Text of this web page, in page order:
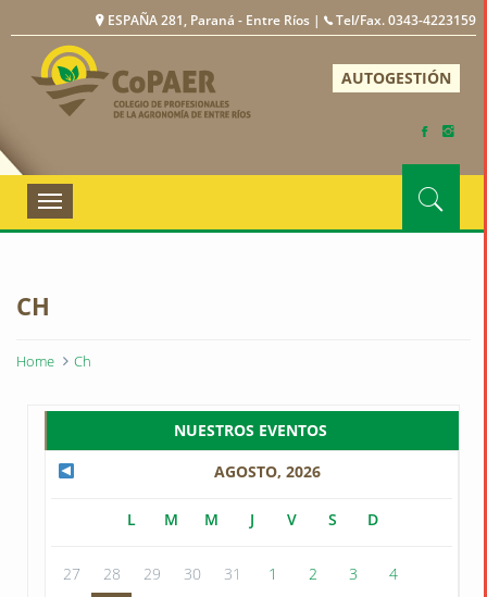
ESPAÑA 281, Paraná - Entre Ríos | Tel/Fax. 0343-4223159
AUTOGESTIÓN
Toggle
navigation
CH
Home Ch
NUESTROS EVENTOS
AGOSTO, 2026
L M M J V S D
27 28 29 30 31 1 2 3
4